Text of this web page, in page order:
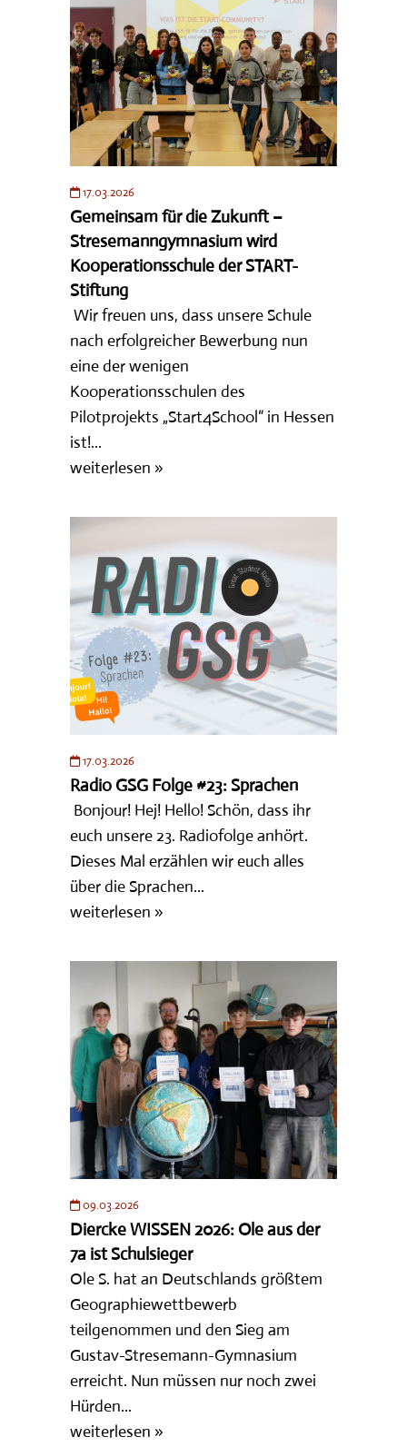
17.03.2026
Gemeinsam für die Zukunft –
Stresemanngymnasium wird
Kooperationsschule der START-
Stiftung
Wir freuen uns, dass unsere Schule
nach erfolgreicher Bewerbung nun
eine der wenigen
Kooperationsschulen des
Pilotprojekts „Start4School“ in Hessen
ist!...
weiterlesen »
17.03.2026
Radio GSG Folge #23: Sprachen
Bonjour! Hej! Hello! Schön, dass ihr
euch unsere 23. Radiofolge anhört.
Dieses Mal erzählen wir euch alles
über die Sprachen...
weiterlesen »
09.03.2026
Diercke WISSEN 2026: Ole aus der
7a ist Schulsieger
Ole S. hat an Deutschlands größtem
Geographiewettbewerb
teilgenommen und den Sieg am
Gustav-Stresemann-Gymnasium
erreicht. Nun müssen nur noch zwei
Hürden...
weiterlesen »